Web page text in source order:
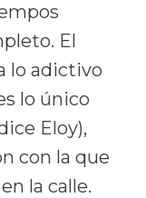
El
lo adictivo
lo único
Eloy),
con la que
la calle.